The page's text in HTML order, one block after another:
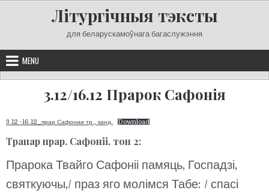
Літургічныя тэксты
для беларускамоўнага багаслужэння
MENU
3.12/16.12 Прарок Сафонія
3.12 -16.12_прар Сафонии тр., канд. Download
Трапар прар. Сафоніі, тон 2:
Прарока Твайго Сафоніі памяць, Госпадзі,
святкуючы,/ праз яго молімся Табе: / спасі